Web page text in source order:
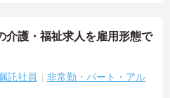
介護・福祉求人を雇用形態で
託社員
非常勤・パート・アル